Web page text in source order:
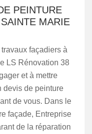
PEINTURE
MARIE
façadiers à
LS Rénovation 38
et à mettre
devis de peinture
de vous. Dans le
façade, Entreprise
de la réparation